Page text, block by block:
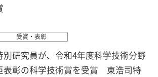
受賞・表彰
別研究員が、令和4年度科学技術分野
表彰の科学技術賞を受賞 東浩司特